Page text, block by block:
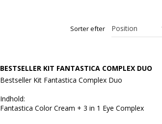
Sorter efter
BESTSELLER KIT FANTASTICA COMPLEX DUO
Bestseller Kit Fantastica Complex Duo
Indhold:
Fantastica Color Cream + 3 in 1 Eye Complex